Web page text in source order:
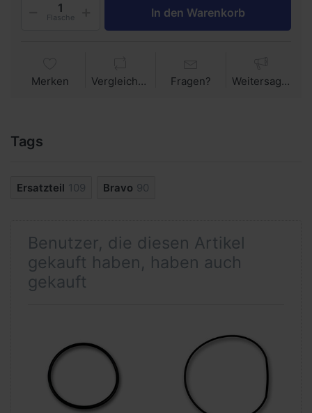
Flasche In den Warenkorb
Merken Vergleichen Fragen? Weitersagen
Tags
Ersatzteil 109 Bravo 90
Benutzer, die diesen Artikel
gekauft haben, haben auch
gekauft